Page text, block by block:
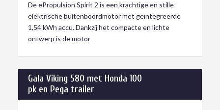
De ePropulsion Spirit 2 is een krachtige en stille
elektrische buitenboordmotor met geïntegreerde
1,54 kWh accu. Dankzij het compacte en lichte
ontwerp is de motor
Gala Viking 580 met Honda 100
pk en Pega trailer